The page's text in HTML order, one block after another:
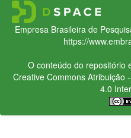
Empresa Brasileira de
https://
O conteúdo do repositório
Creative CommonsAtribuição
4.0